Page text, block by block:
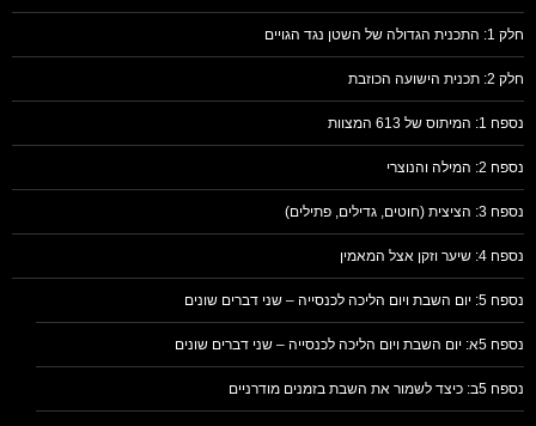
חלק 1: התכנית הגדולה של השטן נגד הגויים
חלק 2: תכנית הישועה הכוזבת
נספח 1: המיתוס של 613 המצוות
נספח 2: המילה והנוצרי
נספח 3: הציצית (חוטים, גדילים, פתילים)
נספח 4: שיער וזקן אצל המאמין
נספח 5: יום השבת ויום הליכה לכנסייה – שני דברים שונים
נספח 5א: יום השבת ויום הליכה לכנסייה – שני דברים שונים
נספח 5ב: כיצד לשמור את השבת בזמנים מודרניים